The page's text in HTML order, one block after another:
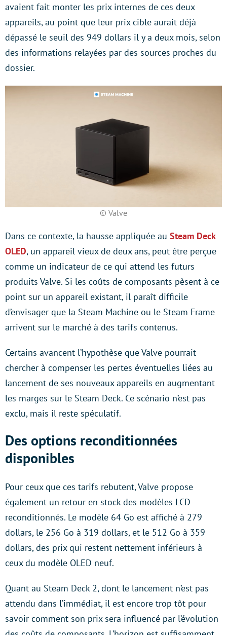
avaient fait monter les prix internes de ces deux
appareils, au point que leur prix cible aurait déjà
dépassé le seuil des 949 dollars il y a deux mois, selon
des informations relayées par des sources proches du
dossier.
© Valve
Dans ce contexte, la hausse appliquée au Steam Deck
OLED, un appareil vieux de deux ans, peut être perçue
comme un indicateur de ce qui attend les futurs
produits Valve. Si les coûts de composants pèsent à ce
point sur un appareil existant, il paraît difficile
d’envisager que la Steam Machine ou le Steam Frame
arrivent sur le marché à des tarifs contenus.
Certains avancent l’hypothèse que Valve pourrait
chercher à compenser les pertes éventuelles liées au
lancement de ses nouveaux appareils en augmentant
les marges sur le Steam Deck. Ce scénario n’est pas
exclu, mais il reste spéculatif.
Des options reconditionnées
disponibles
Pour ceux que ces tarifs rebutent, Valve propose
également un retour en stock des modèles LCD
reconditionnés. Le modèle 64 Go est affiché à 279
dollars, le 256 Go à 319 dollars, et le 512 Go à 359
dollars, des prix qui restent nettement inférieurs à
ceux du modèle OLED neuf.
Quant au Steam Deck 2, dont le lancement n’est pas
attendu dans l’immédiat, il est encore trop tôt pour
savoir comment son prix sera influencé par l’évolution